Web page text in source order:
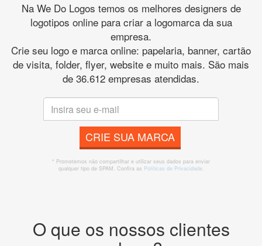
Na We Do Logos temos os melhores designers de
logotipos online para criar a logomarca da sua
empresa.
Crie seu logo e marca online: papelaria, banner, cartão
de visita, folder, flyer, website e muito mais. São mais
de 36.612 empresas atendidas.
CRIE SUA MARCA
* Prometemos não compartilhar e utilizar seus dados para enviar
qualquer tipo de SPAM. Confira as Políticas de Privacidade.
O que os nossos clientes